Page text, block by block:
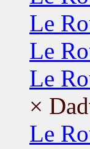
Le
Le
Le
×
Le